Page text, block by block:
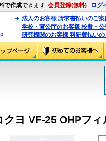
で作成できます 会員登録(無料) ログ
法人のお客様 請求書払いのご案
学校・官公庁のお客様 校費・
研究機関のお客様 科研費払いの
クヨ VF-25 OHPフ